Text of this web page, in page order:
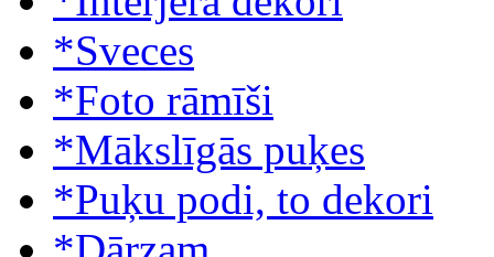
*Sveces
*Foto rāmīši
*Mākslīgās puķes
*Puķu podi, to dekori